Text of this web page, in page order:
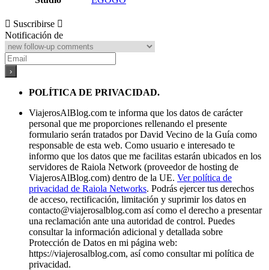
Suscribirse
Notificación de
POLÍTICA DE PRIVACIDAD.
ViajerosAlBlog.com te informa que los datos de carácter
personal que me proporciones rellenando el presente
formulario serán tratados por David Vecino de la Guía como
responsable de esta web. Como usuario e interesado te
informo que los datos que me facilitas estarán ubicados en los
servidores de Raiola Network (proveedor de hosting de
ViajerosAlBlog.com) dentro de la UE. Ver política de
privacidad de Raiola Networks. Podrás ejercer tus derechos
de acceso, rectificación, limitación y suprimir los datos en
contacto@viajerosalblog.com así como el derecho a presentar
una reclamación ante una autoridad de control. Puedes
consultar la información adicional y detallada sobre
Protección de Datos en mi página web:
https://viajerosalblog.com, así como consultar mi política de
privacidad.